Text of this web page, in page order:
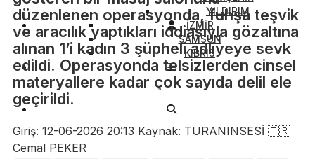
YILDIRIM
İZMİR
SAMSUN
KIBRIS
düzenlenen operasyonda, fuhşa teşvik
ve aracılık yaptıkları iddiasıyla gözaltına
alınan 1’i kadın 3 şüpheli adliyeye sevk
edildi. Operasyonda telsizlerden cinsel
materyallere kadar çok sayıda delil ele
geçirildi.
Giriş: 12-06-2026 20:13 Kaynak: TURANINSESİ 🇹🇷
Cemal PEKER